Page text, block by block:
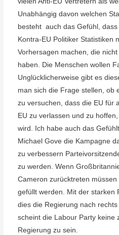
Unabhängig davon welchen
besteht auch das Gefühl,
Kontra-EU Politiker Statistiken
Vorhersagen machen, die
haben. Die Menschen wollen
Unglücklicherweise gibt es
man sich die Frage stellen, ob
zu versuchen, dass die EU für
EU zu verlassen und zu
wird. Ich habe auch das
Michael Gove die Kampagne
zu verbessern
zu werden. Wenn
Cameron zurücktreten
gefüllt werden. Mit der starken
dies die Regierung nach
scheint die Labour Party keine
Regierung zu sein.